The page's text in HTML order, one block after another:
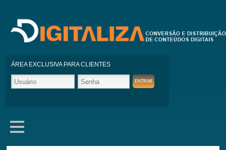
ÁREA EXCLUSIVA PARA CLIENTES